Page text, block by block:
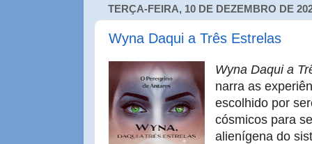
TERÇA-FEIRA, 10 DE DEZEMBRO DE
Wyna Daqui a Três Estrelas
Wyna Daqui a
narra as
escolhido por
cósmicos para
alienígena do